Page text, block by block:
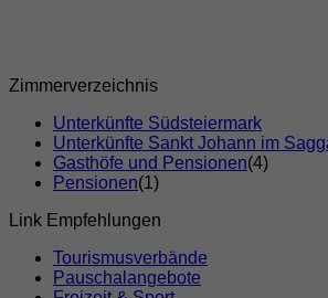
Zimmerverzeichnis
Unterkünfte Südsteiermark
Unterkünfte Sankt Johann im
Gasthöfe und Pensionen(4)
Pensionen(1)
Link Empfehlungen
Tourismusverbände
Pauschalangebote